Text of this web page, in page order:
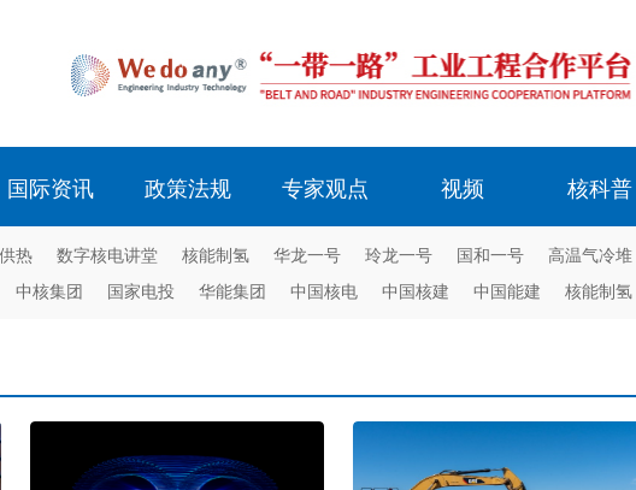
国际资讯 政策法规 专家观点 视频 核科普
热 数字核电讲堂 核能制氢 华龙一号 玲龙一号 国和一号 高温气冷堆
中核集团 国家电投 华能集团 中国核电 中国核建 中国能建 核能制氢